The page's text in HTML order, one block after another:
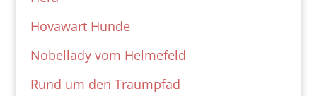
Hovawart Hunde
Nobellady vom Helmefeld
Rund um den Traumpfad